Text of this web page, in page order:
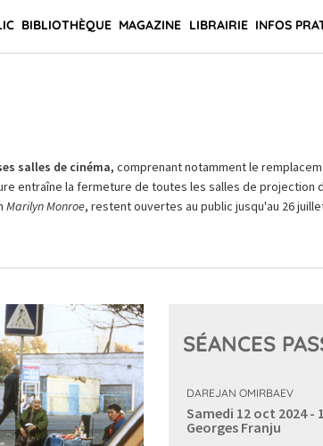
BIBLIOTHÈQUE MAGAZINE LIBRAIRIE INFOS
salles de cinéma, comprenant notamment le
entraîne la fermeture de toutes les salles de projection
Marilyn Monroe, restent ouvertes au public jusqu'au 26
SÉANCES
DAREJAN OMIRBAEV
Samedi 12 oct 2024 -
Georges Franju